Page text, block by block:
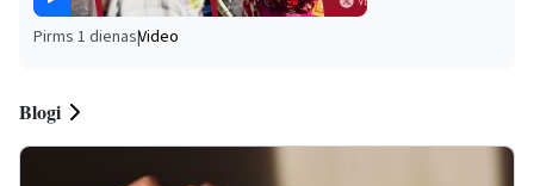
Pirms 1 dienas|Video
Blogi